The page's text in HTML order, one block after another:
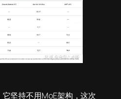
坚持不用MoE架构，这次